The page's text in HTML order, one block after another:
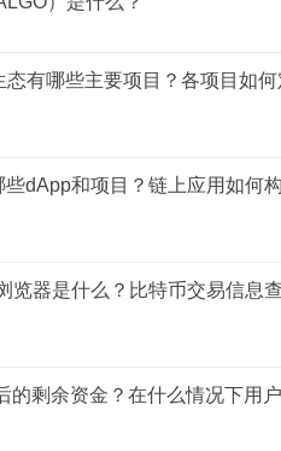
有哪些主要项目？各项目如何
些dApp和项目？链上应用如何
览器是什么？比特币交易信息
的剩余资金？在什么情况下用